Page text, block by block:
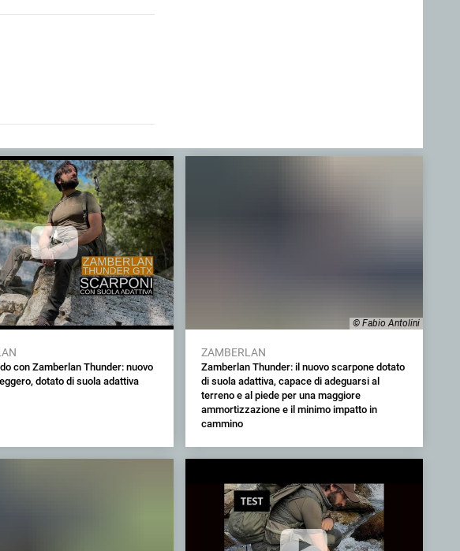
con Zamberlan Thunder: nuovo
dotato di suola adattiva
© Fabio Antolini
ZAMBERLAN
Zamberlan Thunder: il nuovo scarpone dotato
di suola adattiva, capace di adeguarsi al
terreno e al piede per una maggiore
ammortizzazione e il minimo impatto in
cammino